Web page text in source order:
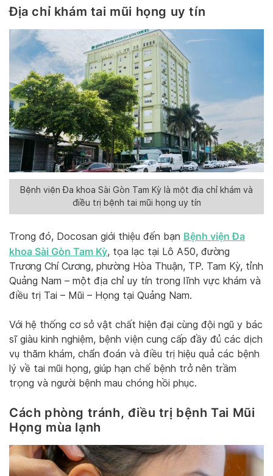
Địa chỉ khám tai mũi họng uy tín
Bệnh viện Đa khoa Sài Gòn Tam Kỳ là một địa chỉ khám và
điều trị bệnh tai mũi họng uy tín
Trong đó, Docosan giới thiệu đến bạn Bệnh viện Đa
khoa Sài Gòn Tam Kỳ, tọa lạc tại Lô A50, đường
Trương Chí Cương, phường Hòa Thuận, TP. Tam Kỳ, tỉnh
Quảng Nam – một địa chỉ uy tín trong lĩnh vực khám và
điều trị Tai – Mũi – Họng tại Quảng Nam.
Với hệ thống cơ sở vật chất hiện đại cùng đội ngũ y bác
sĩ giàu kinh nghiệm, bệnh viện cung cấp đầy đủ các dịch
vụ thăm khám, chẩn đoán và điều trị hiệu quả các bệnh
lý về tai mũi họng, giúp hạn chế bệnh trở nên trầm
trọng và người bệnh mau chóng hồi phục.
Cách phòng tránh, điều trị bệnh Tai Mũi
Họng mùa lạnh